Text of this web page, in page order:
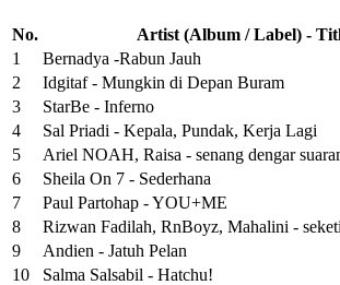
No.
Artist (Album / Label) -
1
Bernadya -Rabun Jauh
2
Idgitaf - Mungkin di Depan Buram
3
StarBe - Inferno
4
Sal Priadi - Kepala, Pundak, Kerja Lagi
5
Ariel NOAH, Raisa - senang dengar
6
Sheila On 7 - Sederhana
7
Paul Partohap - YOU+ME
8
Rizwan Fadilah, RnBoyz, Mahalini -
9
Andien - Jatuh Pelan
10
Salma Salsabil - Hatchu!